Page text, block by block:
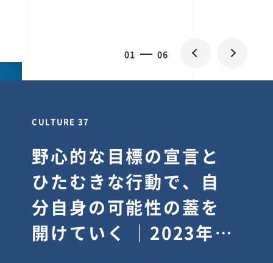
01 06
CULTURE 37
野心的な目標の宣言と
ひたむきな行動で、自
分自身の可能性の蓋を
開けていく ｜2023年度